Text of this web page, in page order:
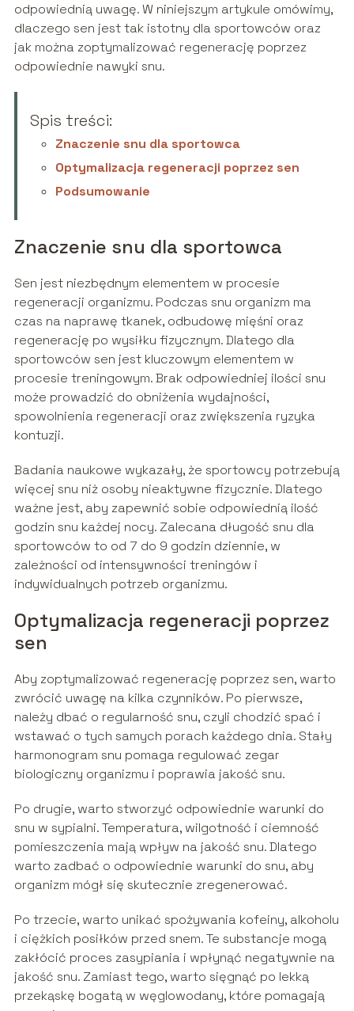
odpowiednią uwagę. W niniejszym artykule omówimy,
dlaczego sen jest tak istotny dla sportowców oraz
jak można zoptymalizować regenerację poprzez
odpowiednie nawyki snu.
Spis treści:
Znaczenie snu dla sportowca
Optymalizacja regeneracji poprzez sen
Podsumowanie
Znaczenie snu dla sportowca
Sen jest niezbędnym elementem w procesie
regeneracji organizmu. Podczas snu organizm ma
czas na naprawę tkanek, odbudowę mięśni oraz
regenerację po wysiłku fizycznym. Dlatego dla
sportowców sen jest kluczowym elementem w
procesie treningowym. Brak odpowiedniej ilości snu
może prowadzić do obniżenia wydajności,
spowolnienia regeneracji oraz zwiększenia ryzyka
kontuzji.
Badania naukowe wykazały, że sportowcy potrzebują
więcej snu niż osoby nieaktywne fizycznie. Dlatego
ważne jest, aby zapewnić sobie odpowiednią ilość
godzin snu każdej nocy. Zalecana długość snu dla
sportowców to od 7 do 9 godzin dziennie, w
zależności od intensywności treningów i
indywidualnych potrzeb organizmu.
Optymalizacja regeneracji poprzez
sen
Aby zoptymalizować regenerację poprzez sen, warto
zwrócić uwagę na kilka czynników. Po pierwsze,
należy dbać o regularność snu, czyli chodzić spać i
wstawać o tych samych porach każdego dnia. Stały
harmonogram snu pomaga regulować zegar
biologiczny organizmu i poprawia jakość snu.
Po drugie, warto stworzyć odpowiednie warunki do
snu w sypialni. Temperatura, wilgotność i ciemność
pomieszczenia mają wpływ na jakość snu. Dlatego
warto zadbać o odpowiednie warunki do snu, aby
organizm mógł się skutecznie zregenerować.
Po trzecie, warto unikać spożywania kofeiny, alkoholu
i ciężkich posiłków przed snem. Te substancje mogą
zakłócić proces zasypiania i wpłynąć negatywnie na
jakość snu. Zamiast tego, warto sięgnąć po lekką
przekąskę bogatą w węglowodany, które pomagają